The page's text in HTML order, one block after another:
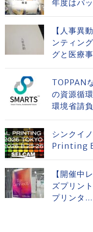
年度はパ
【人事異
ンティン
グと医療
TOPPAN
の資源循
環境省請
シンクイ
Printing
【開催
ズプリン
プリンタ...